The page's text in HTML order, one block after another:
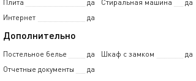
Плита
да Стиральная машина
да
Интернет
да
Дополнительно
Постельное белье да Шкаф с замком
да
Отчетные документы
да